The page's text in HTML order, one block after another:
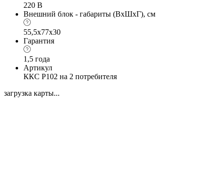
220 В
Внешний блок - габариты (ВхШхГ), см
55,5x77x30
Гарантия
1,5 года
Артикул
ККС Р102 на 2 потребителя
загрузка карты...